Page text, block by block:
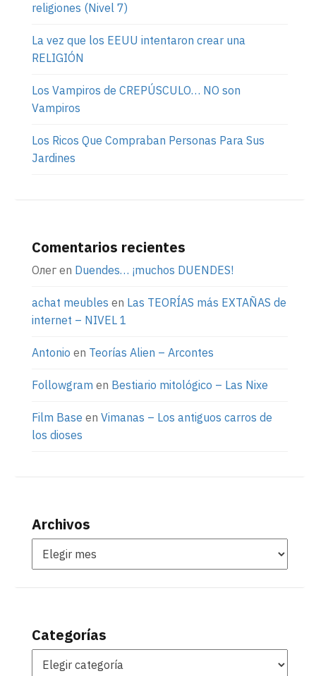
religiones (Nivel 7)
La vez que los EEUU intentaron crear una
RELIGIÓN
Los Vampiros de CREPÚSCULO… NO son
Vampiros
Los Ricos Que Compraban Personas Para Sus
Jardines
Comentarios recientes
Олег en Duendes… ¡muchos DUENDES!
achat meubles en Las TEORÍAS más EXTAÑAS de
internet – NIVEL 1
Antonio en Teorías Alien – Arcontes
Followgram en Bestiario mitológico – Las Nixe
Film Base en Vimanas – Los antiguos carros de
los dioses
Archivos
Categorías